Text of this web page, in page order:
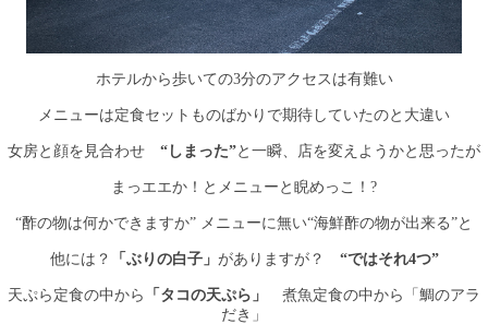
ホテルから歩いての3分のアクセスは有難い
メニューは定食セットものばかりで期待していたのと大違い
女房と顔を見合わせ “しまった”と一瞬、店を変えようかと思ったが
まっエエか！とメニューと睨めっこ！?
“酢の物は何かできますか” メニューに無い“海鮮酢の物が出来る”と
他には？ 「ぶりの白子」 がありますが？ “ではそれ4つ”
天ぷら定食の中から 「タコの天ぷら」
煮魚定食の中から「鯛のアラ
だき」